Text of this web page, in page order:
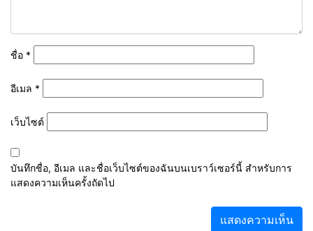
ชื่อ *
อีเมล *
เว็บไซต์
บันทึกชื่อ, อีเมล และชื่อเว็บไซต์ของฉันบนเบราว์เซอร์นี้ สำหรับการ
แสดงความเห็นครั้งถัดไป